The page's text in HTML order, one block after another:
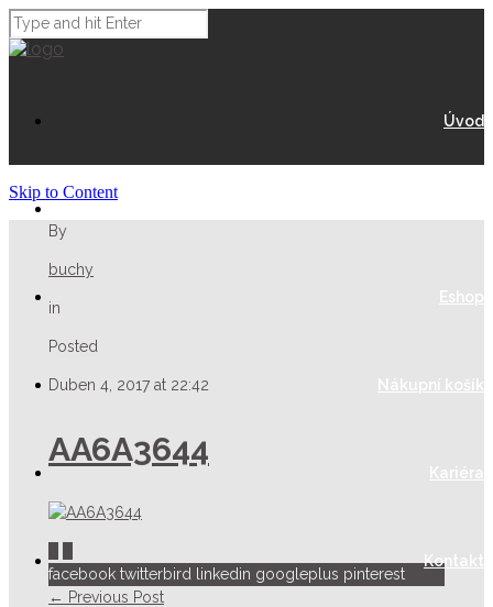
Úvod
Eshop
Nákupní košík
Kariéra
Kontakt
Skip to Content
By
buchy
in
Posted
Duben 4, 2017 at 22:42
AA6A3644
facebook twitterbird linkedin googleplus pinterest
← Previous Post